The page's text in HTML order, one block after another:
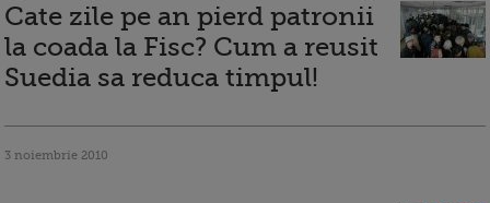
Cate zile pe an pierd patronii
la coada la Fisc? Cum a reusit
Suedia sa reduca timpul!
3 noiembrie 2010